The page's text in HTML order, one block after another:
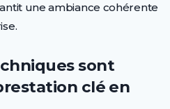
une ambiance cohérente
sont
clé en